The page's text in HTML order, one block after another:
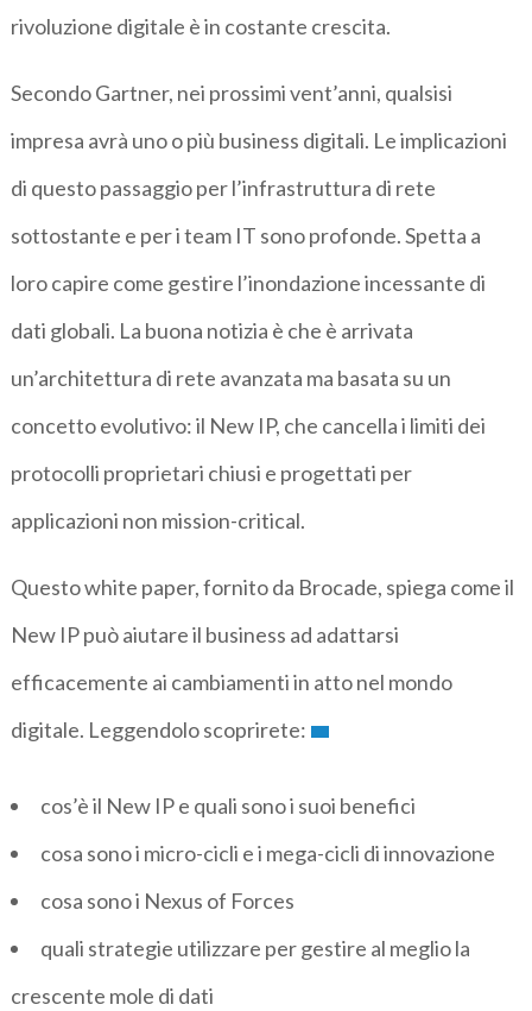
rivoluzione digitale è in costante crescita.
Secondo Gartner, nei prossimi vent’anni, qualsisi
impresa avrà uno o più business digitali. Le implicazioni
di questo passaggio per l’infrastruttura di rete
sottostante e per i team IT sono profonde. Spetta a
loro capire come gestire l’inondazione incessante di
dati globali. La buona notizia è che è arrivata
un’architettura di rete avanzata ma basata su un
concetto evolutivo: il New IP, che cancella i limiti dei
protocolli proprietari chiusi e progettati per
applicazioni non mission-critical.
Questo white paper, fornito da Brocade, spiega come il
New IP può aiutare il business ad adattarsi
efficacemente ai cambiamenti in atto nel mondo
digitale. Leggendolo scoprirete:
cos’è il New IP e quali sono i suoi benefici
cosa sono i micro-cicli e i mega-cicli di innovazione
cosa sono i Nexus of Forces
quali strategie utilizzare per gestire al meglio la
crescente mole di dati